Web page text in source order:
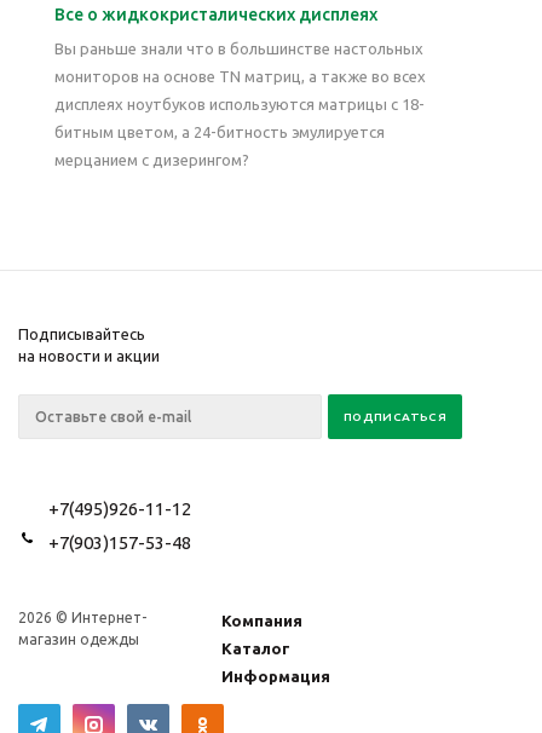
Все о жидкокристалических дисплеях
Вы раньше знали что в большинстве настольных
мониторов на основе TN матриц, а также во всех
дисплеях ноутбуков используются матрицы с 18-
битным цветом, а 24-битность эмулируется
мерцанием с дизерингом?
Подписывайтесь
на новости и акции
+7(495)926-11-12
+7(903)157-53-48
2026 © Интернет-
магазин одежды
Компания
Каталог
Информация